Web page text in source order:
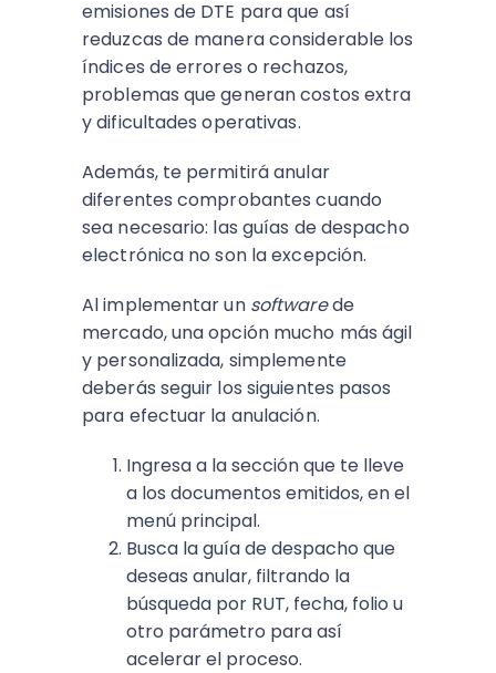
emisiones de DTE para que así
reduzcas de manera considerable los
índices de errores o rechazos,
problemas que generan costos extra
y dificultades operativas.
Además, te permitirá anular
diferentes comprobantes cuando
sea necesario: las guías de despacho
electrónica no son la excepción.
Al implementar un softwarede
mercado, una opción mucho más ágil
y personalizada, simplemente
deberás seguir los siguientes pasos
para efectuar la anulación.
Ingresa a la sección que te lleve
a los documentos emitidos, en el
menú principal.
Busca la guía de despacho que
deseas anular, filtrando la
búsqueda por RUT, fecha, folio u
otro parámetro para así
acelerar el proceso.